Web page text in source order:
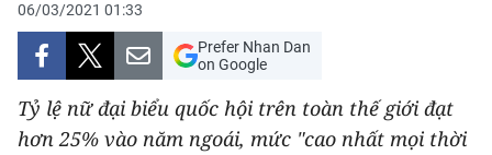
VĂN HÓA
XÃ HỘI
PHÁP LUẬT
06/03/2021 01:33
Prefer Nhan Dan
on Google
Tỷ lệ nữ đại biểu quốc hội trên toàn thế giới đạt
hơn 25% vào năm ngoái, mức "cao nhất mọi thời